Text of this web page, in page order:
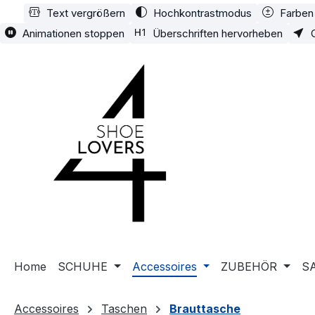
Hauptinhalt springen
Zur Suche springen
Zur Hauptnavigation springen
Text vergrößern Hochkontrastmodus
Animationen stoppen
Überschriften hervorheben
Home SCHUHE Accessoires ZUBEHÖR
Accessoires Taschen Brauttasche